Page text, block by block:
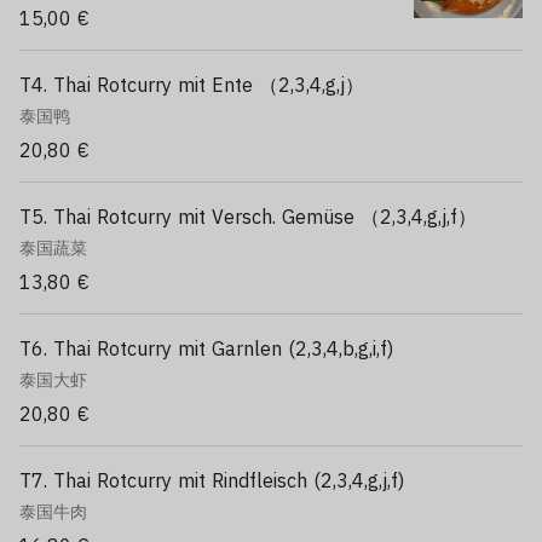
15,00 €
T4. Thai Rotcurry mit Ente （2,3,4,g,j）
泰国鸭
20,80 €
T5. Thai Rotcurry mit Versch. Gemüse （2,3,4,g,j,f）
泰国蔬菜
13,80 €
T6. Thai Rotcurry mit Garnlen (2,3,4,b,g,i,f)
泰国大虾
20,80 €
T7. Thai Rotcurry mit Rindfleisch (2,3,4,g,j,f)
泰国牛肉